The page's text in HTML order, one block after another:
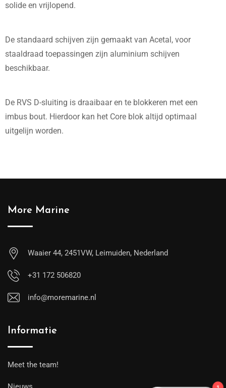
solide en vrijlopend.
De standaard schijven zijn gemaakt van Acetal, voor
staaldraad toepassingen zijn aluminium schijven
beschikbaar.
De RVS D-sluiting is draaibaar en te blokkeren met een
imbus bout. Hierdoor kan het Core blok altijd optimaal
uitgelijn worden.
More Marine
Waaier 44, 2451VW, Leimuiden, Nederland
+31 172 506820
info@moremarine.nl
Informatie
Meet the team!